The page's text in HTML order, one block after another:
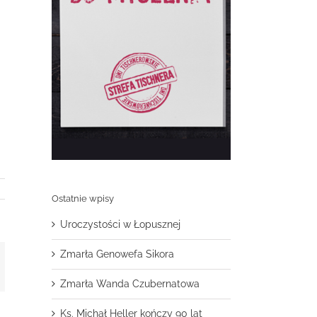
Ostatnie wpisy
Uroczystości w Łopusznej
Zmarła Genowefa Sikora
Zmarła Wanda Czubernatowa
Ks. Michał Heller kończy 90 lat